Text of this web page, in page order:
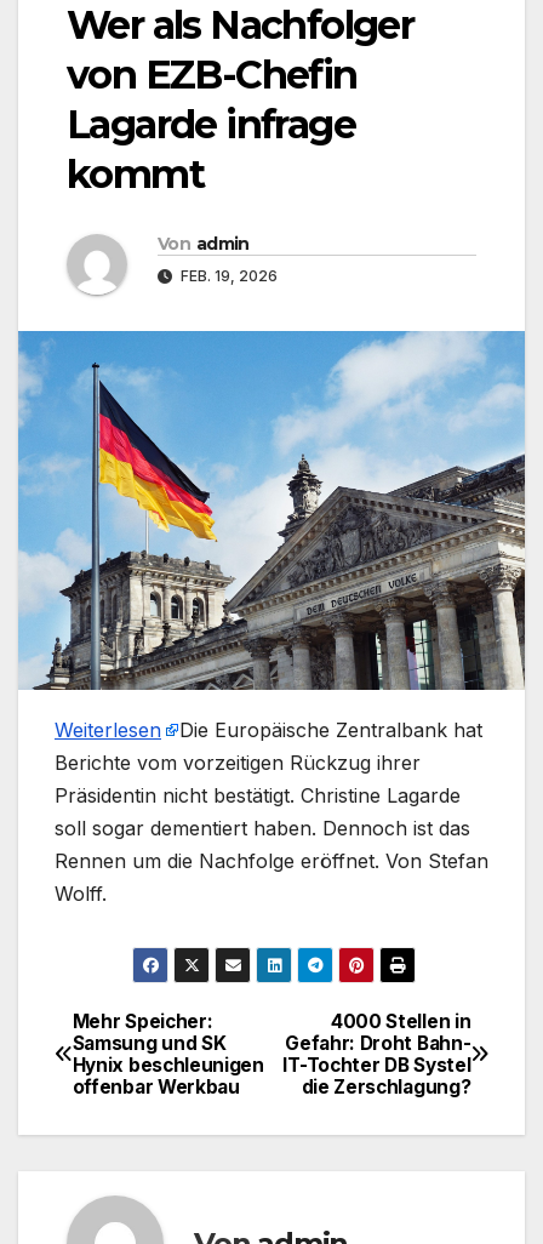
Wer als Nachfolger
von EZB-Chefin
Lagarde infrage
kommt
Von admin
FEB. 19, 2026
Weiterlesen
​Die Europäische Zentralbank hat
Berichte vom vorzeitigen Rückzug ihrer
Präsidentin nicht bestätigt. Christine Lagarde
soll sogar dementiert haben. Dennoch ist das
Rennen um die Nachfolge eröffnet. Von Stefan
Wolff.
Beitragsnavigation4000 Stellen in
Gefahr: Droht Bahn-
IT-Tochter DB Systel
die Zerschlagung?
Mehr Speicher:
Samsung und SK
Hynix beschleunigen
offenbar Werkbau